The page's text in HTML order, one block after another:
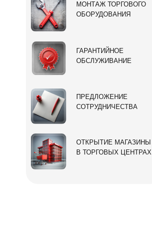
МОНТАЖ ТОРГОВОГО
ОБОРУДОВАНИЯ
ГАРАНТИЙНОЕ
ОБСЛУЖИВАНИЕ
ПРЕДЛОЖЕНИЕ
СОТРУДНИЧЕСТВА
ОТКРЫТИЕ МАГАЗИНЫ
В ТОРГОВЫХ ЦЕНТРАХ